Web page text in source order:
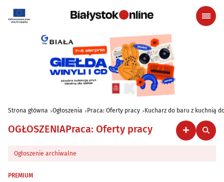
Strona główna Ogłoszenia Praca: Oferty pracy Kucharz do baru z kuchnią
OGŁOSZENIAPraca: Oferty pracy
Ogłoszenie archiwalne
PREMIUM